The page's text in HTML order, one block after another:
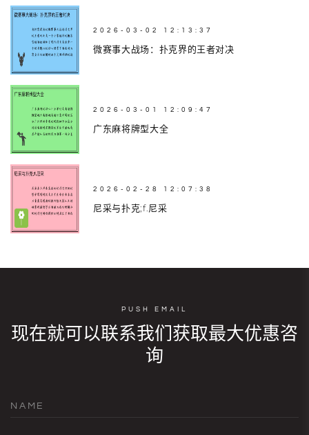
2026-03-02 12:13:37
微赛事大战场：扑克界的王者对决
2026-03-01 12:09:47
广东麻将牌型大全
2026-02-28 12:07:38
尼采与扑克;f.尼采
PUSH EMAIL
现在就可以联系我们获取最大优惠咨
询
NAME